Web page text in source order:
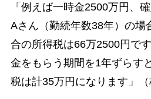
「例えば一時金2500万円、
Aさん（勤続年数38年）の場
合の所得税は66万2500円で
金をもらう期間を1年ずらす
税は計35万円になります」（